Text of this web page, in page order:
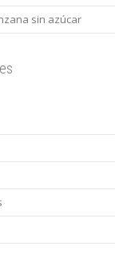
sin azúcar